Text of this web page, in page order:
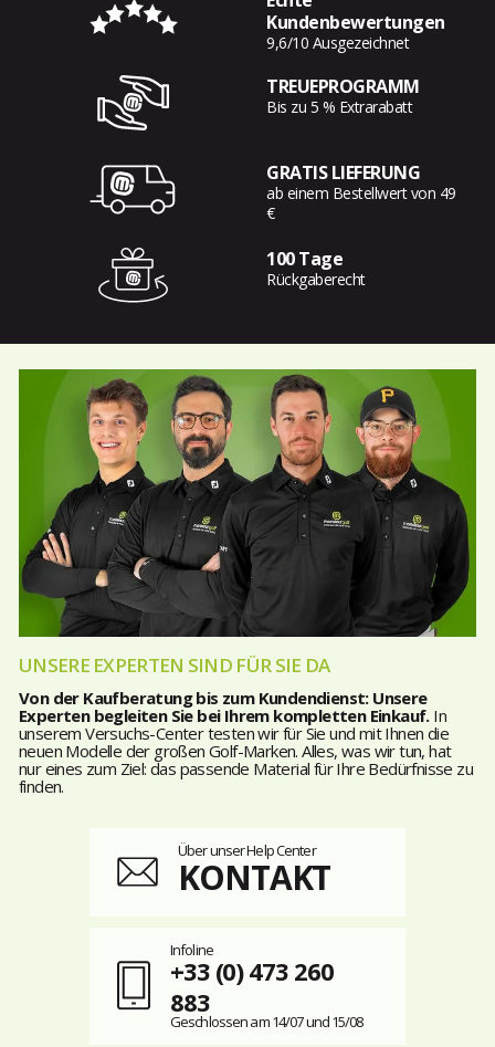
Kundenbewertungen
9,6/10 Ausgezeichnet
TREUEPROGRAMM
Bis zu 5 % Extrarabatt
GRATIS LIEFERUNG
ab einem Bestellwert von 49
€
100 Tage
Rückgaberecht
UNSERE EXPERTEN SIND FÜR SIE DA
Von der Kaufberatung bis zum Kundendienst: Unsere
Experten begleiten Sie bei Ihrem kompletten Einkauf.In
unserem Versuchs-Center testen wir für Sie und mit Ihnen die
neuen Modelle der großen Golf-Marken. Alles, was wir tun, hat
nur eines zum Ziel: das passende Material für Ihre Bedürfnisse zu
finden.
Über unser Help Center
KONTAKT
Infoline
+33 (0) 473 260
883
Geschlossen am 14/07 und 15/08